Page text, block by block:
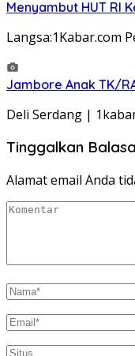
Menyambut HUT RI
Langsa:1Kabar.com
Jambore Anak TK/
Deli Serdang |
Tinggalkan
Alamat email Anda